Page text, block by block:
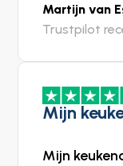
Martijn van
Trustpilot
Mijn
Mijn